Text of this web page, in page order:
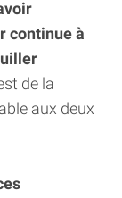
continue à
de la
aux deux